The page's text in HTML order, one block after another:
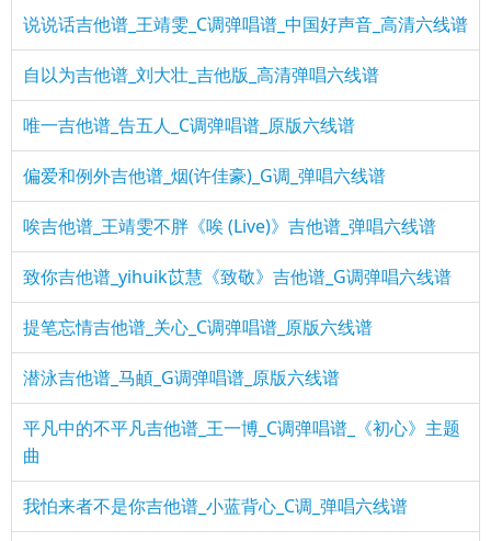
说说话吉他谱_王靖雯_C调弹唱谱_中国好声音_高清六线谱
自以为吉他谱_刘大壮_吉他版_高清弹唱六线谱
唯一吉他谱_告五人_C调弹唱谱_原版六线谱
偏爱和例外吉他谱_烟(许佳豪)_G调_弹唱六线谱
唉吉他谱_王靖雯不胖《唉 (Live)》吉他谱_弹唱六线谱
致你吉他谱_yihuik苡慧《致敬》吉他谱_G调弹唱六线谱
提笔忘情吉他谱_关心_C调弹唱谱_原版六线谱
潜泳吉他谱_马頔_G调弹唱谱_原版六线谱
平凡中的不平凡吉他谱_王一博_C调弹唱谱_《初心》主题
曲
我怕来者不是你吉他谱_小蓝背心_C调_弹唱六线谱